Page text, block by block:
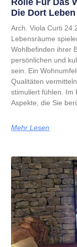
Rolle Für Das
Die Dort Leben
Arch. Viola Curti
Lebensräume
Wohlbefinden ihrer
persönlichen und
sein. Ein
Qualitäten
stimuliert fühlen. Im
Aspekte, die Sie
Mehr Lesen